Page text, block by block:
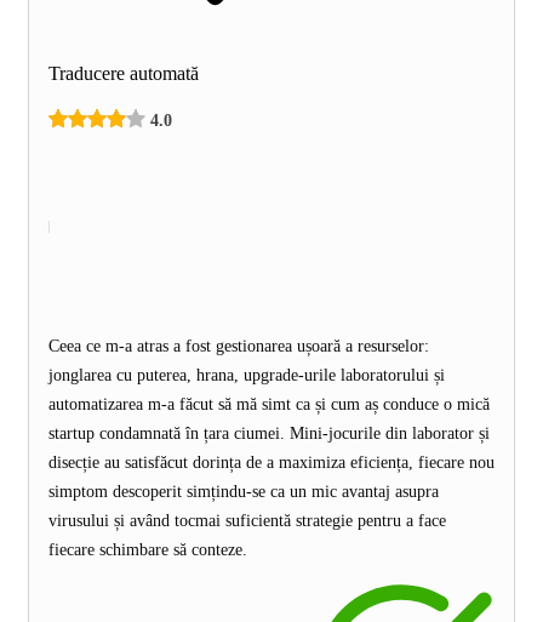
Traducere automată
4.0
Ceea ce m-a atras a fost gestionarea ușoară a resurselor:
jonglarea cu puterea, hrana, upgrade-urile laboratorului și
automatizarea m-a făcut să mă simt ca și cum aș conduce o mică
startup condamnată în țara ciumei. Mini-jocurile din laborator și
disecție au satisfăcut dorința de a maximiza eficiența, fiecare nou
simptom descoperit simțindu-se ca un mic avantaj asupra
virusului și având tocmai suficientă strategie pentru a face
fiecare schimbare să conteze.